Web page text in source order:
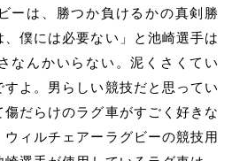
ーは、勝つか負けるかの真剣勝
僕には必要ない」と 池崎選手は
なんかいらない。泥くさくてい
よ。男らしい競技だと思ってい
だらけのラグ車がすごく好きな
ィルチェアーラグビーの競技用